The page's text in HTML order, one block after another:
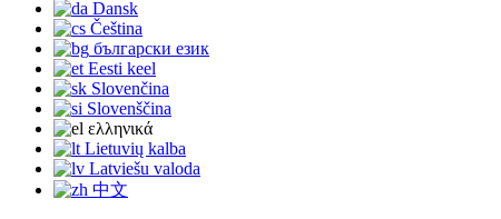
Dansk
Čeština
български език
Eesti keel
Slovenčina
Slovenščina
ελληνικά
Lietuvių kalba
Latviešu valoda
中文